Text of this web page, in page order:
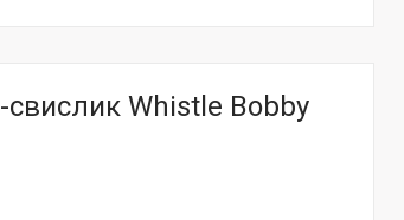
Whistle Bobby